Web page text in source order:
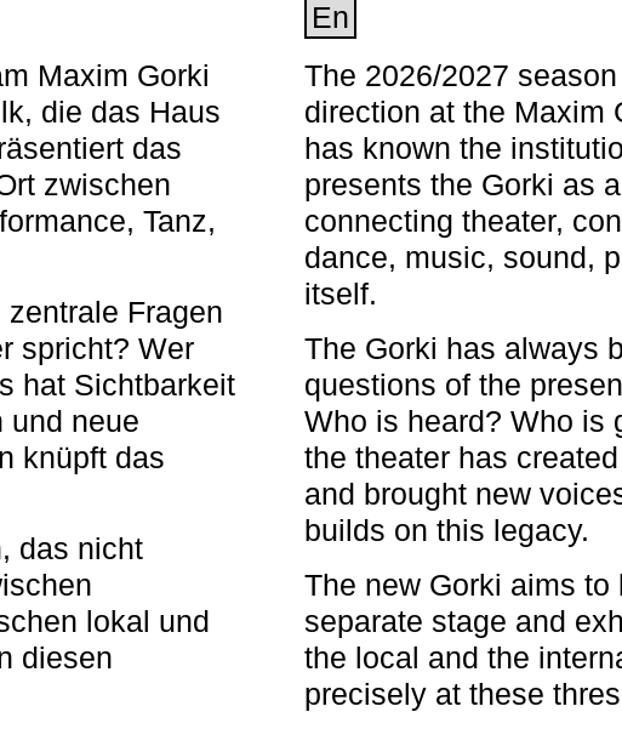
Maxim Gorki
die das Haus
das
zwischen
Tanz,
Fragen
spricht? Wer
hat Sichtbarkeit
und neue
knüpft das
das nicht
lokal und
diesen
En
The 2026/2027
direction at the Maxim
has known the
presents the Gorki as
connecting theater,
dance, music, sound,
itself.
The Gorki has always
questions of the
Who is heard? Who is
the theater has
and brought new
builds on this legacy.
The new Gorki aims
separate stage and
the local and the
precisely at these